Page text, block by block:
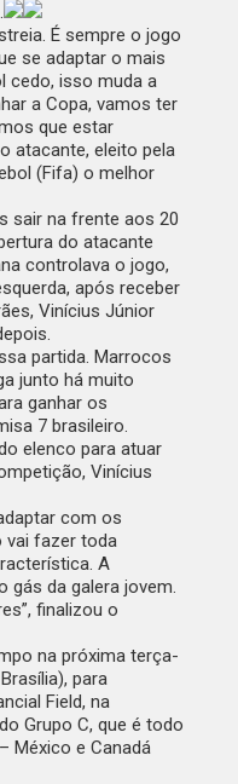
É sempre o jogo
se adaptar o mais
cedo, isso muda a
a Copa, vamos ter
que estar
atacante, eleito pela
(Fifa) o melhor
sair na frente aos 20
do atacante
controlava o jogo,
após receber
Vinícius Júnior
partida. Marrocos
junto há muito
ganhar os
7 brasileiro.
elenco para atuar
Vinícius
com os
vai fazer toda
A
gás da galera jovem.
finalizou o
na próxima terça-
para
Field, na
Grupo C, que é todo
México e Canadá